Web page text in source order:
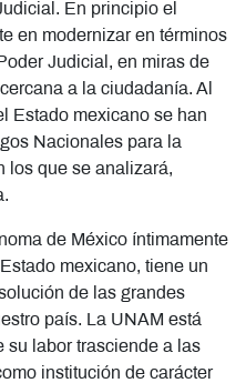
En principio el
en modernizar en términos
Judicial, en miras de
a la ciudadanía. Al
Estado mexicano se han
Nacionales para la
los que se analizará,
de México íntimamente
mexicano, tiene un
de las grandes
país. La UNAM está
su labor trasciende a las
institución de carácter